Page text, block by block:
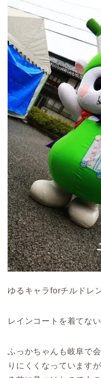
ゆるキャラforチルドレ
レインコートを着てな
ふっかちゃんも岐阜で
りにくくなっています